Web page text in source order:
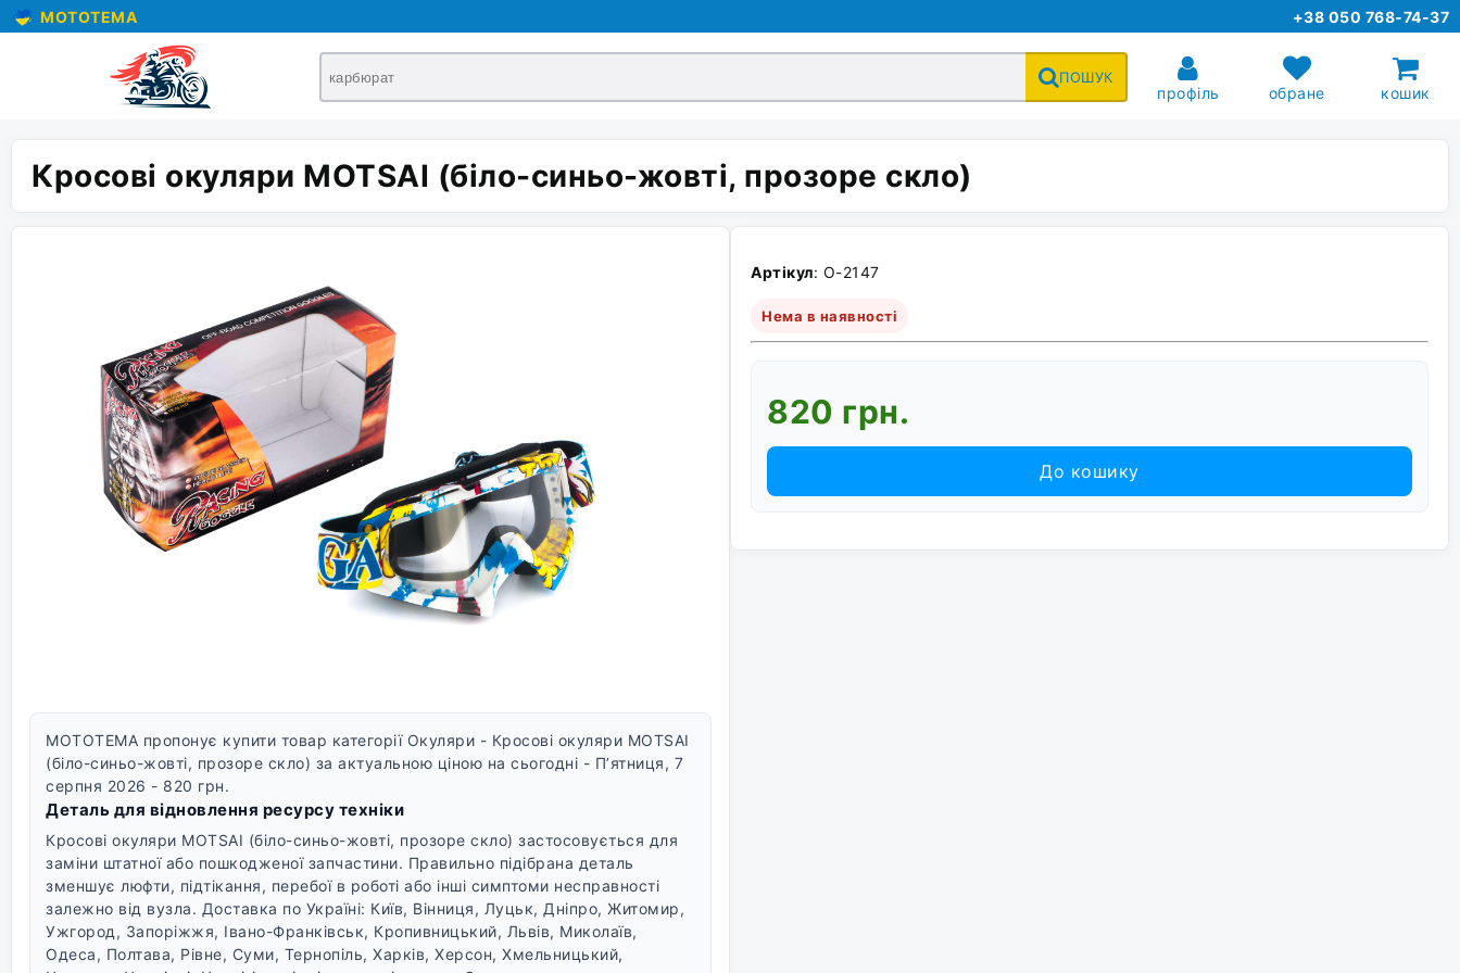
MOTOTEMA +38 050 768-74-37
ПОШУК
профіль обране кошик
Кросові окуляри MOTSAI (біло-синьо-жовті, прозоре скло)
MOTOTEMA пропонує купити товар категорії Окуляри - Кросові окуляри MOTSAI
(біло-синьо-жовті, прозоре скло) за актуальною ціною на сьогодні - П’ятниця, 7
серпня 2026 - 820 грн.
Деталь для відновлення ресурсу техніки
Кросові окуляри MOTSAI (біло-синьо-жовті, прозоре скло) застосовується для
заміни штатної або пошкодженої запчастини. Правильно підібрана деталь
зменшує люфти, підтікання, перебої в роботі або інші симптоми несправності
залежно від вузла. Доставка по Україні: Київ, Вінниця, Луцьк, Дніпро, Житомир,
Ужгород, Запоріжжя, Івано-Франківськ, Кропивницький, Львів, Миколаїв,
Одеса, Полтава, Рівне, Суми, Тернопіль, Харків, Херсон, Хмельницький,
Артікул: O-2147
Нема в наявності
820 грн.
До кошику